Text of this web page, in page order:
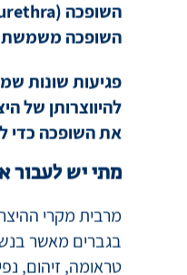
השופכה משמשת
פגיעות שונות
את השופכה כדי